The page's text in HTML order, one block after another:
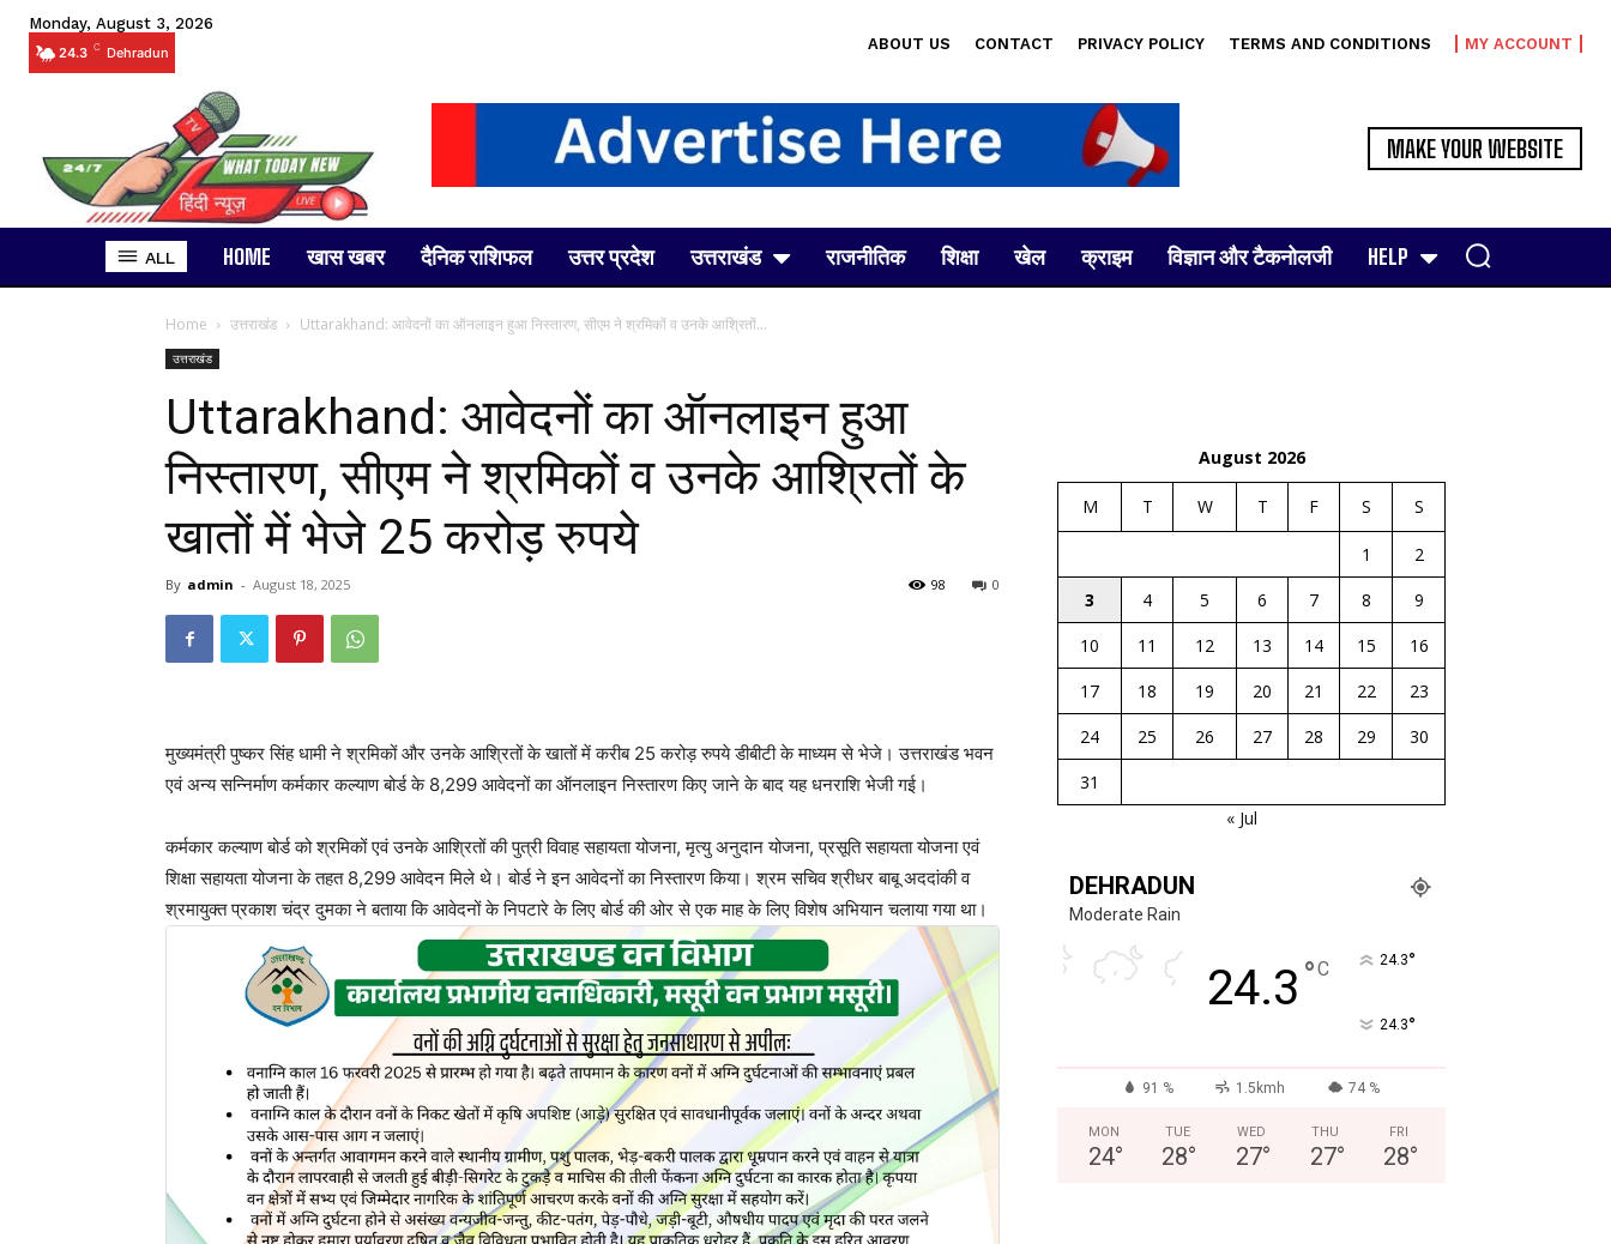
Monday, August 3, 2026
24.3 C Dehradun ABOUT US CONTACT PRIVACY POLICY TERMS AND CONDITIONS MY ACCOUNT
MAKE YOUR WEBSITE
ALL HOME खास खबर दैनिक राशिफल उत्तर प्रदेश उत्तराखंड राजनीतिक शिक्षा खेल क्राइम विज्ञान और टैकनोलजी HELP
Home उत्तराखंड Uttarakhand: आवेदनों का ऑनलाइन हुआ निस्तारण, सीएम ने श्रमिकों व उनके आश्रितों...
उत्तराखंड
Uttarakhand: आवेदनों का ऑनलाइन हुआ
निस्तारण, सीएम ने श्रमिकों व उनके आश्रितों के
खातों में भेजे 25 करोड़ रुपये
By admin - August 18, 2025 0
98
मुख्यमंत्री पुष्कर सिंह धामी ने श्रमिकों और उनके आश्रितों के खातों में करीब 25 करोड़ रुपये डीबीटी के माध्यम से भेजे। उत्तराखंड भवन
एवं अन्य सन्निर्माण कर्मकार कल्याण बोर्ड के 8,299 आवेदनों का ऑनलाइन निस्तारण किए जाने के बाद यह धनराशि भेजी गई।
कर्मकार कल्याण बोर्ड को श्रमिकों एवं उनके आश्रितों की पुत्री विवाह सहायता योजना, मृत्यु अनुदान योजना, प्रसूति सहायता योजना एवं
शिक्षा सहायता योजना के तहत 8,299 आवेदन मिले थे। बोर्ड ने इन आवेदनों का निस्तारण किया। श्रम सचिव श्रीधर बाबू अददांकी व
श्रमायुक्त प्रकाश चंद्र दुमका ने बताया कि आवेदनों के निपटारे के लिए बोर्ड की ओर से एक माह के लिए विशेष अभियान चलाया गया था।
August 2026
M T W T F S S
1
2
3
4 5 6 7 8
9
10
11 12 13 14 15
16
17
18 19 20 21 22
23
24
25 26 27 28 29
30
31
« Jul
DEHRADUN
Moderate Rain
24.3 °C 24.3°
24.3°
91 % 1.5kmh 74 %
MON
24°
TUE
28°
WED
27°
THU
27°
FRI
28°